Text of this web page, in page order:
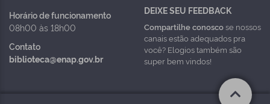
Horário de funcionamento
08h00 às 18h00
Contato
biblioteca@enap.gov.br
DEIXE SEU FEEDBACK
Compartilhe conoscose nossos
canais estão adequados pra
você? Elogios também são
super bem vindos!